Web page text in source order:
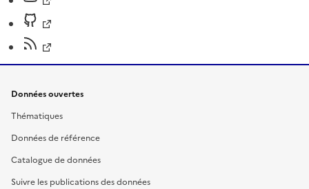
Données ouvertes
Thématiques
Données de référence
Catalogue de données
Suivre les publications des données